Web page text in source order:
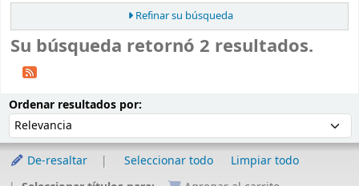
Refinar su búsqueda
Su búsqueda retornó 2 resultados.
Ordenar resultados por:
De-resaltar Seleccionar todo
Limpiar todo